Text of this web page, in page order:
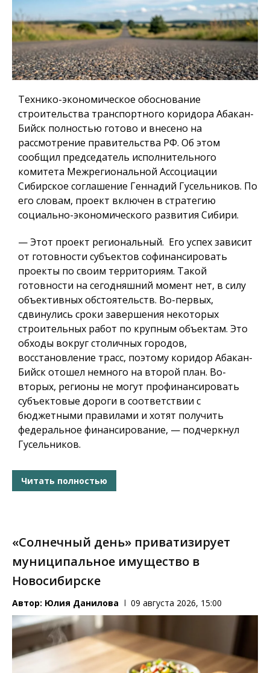
Технико-экономическое обоснование
строительства транспортного коридора Абакан-
Бийск полностью готово и внесено на
рассмотрение правительства РФ. Об этом
сообщил председатель исполнительного
комитета Межрегиональной Ассоциации
Сибирское соглашение Геннадий Гусельников. По
его словам, проект включен в стратегию
социально-экономического развития Сибири.
— Этот проект региональный. Его успех зависит
от готовности субъектов софинансировать
проекты по своим территориям. Такой
готовности на сегодняшний момент нет, в силу
объективных обстоятельств. Во-первых,
сдвинулись сроки завершения некоторых
строительных работ по крупным объектам. Это
обходы вокруг столичных городов,
восстановление трасс, поэтому коридор Абакан-
Бийск отошел немного на второй план. Во-
вторых, регионы не могут профинансировать
субъектовые дороги в соответствии с
бюджетными правилами и хотят получить
федеральное финансирование, — подчеркнул
Гусельников.
Читать полностью
«Солнечный день» приватизирует
муниципальное имущество в
Новосибирске
Автор: Юлия Данилова 09 августа 2026, 15:00